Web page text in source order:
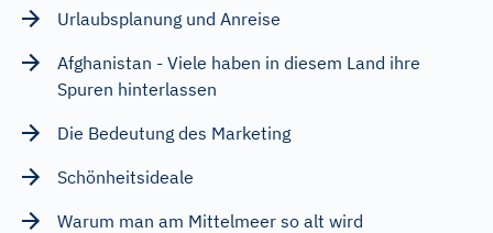
Urlaubsplanung und Anreise
Afghanistan - Viele haben in diesem Land ihre
Spuren hinterlassen
Die Bedeutung des Marketing
Schönheitsideale
Warum man am Mittelmeer so alt wird